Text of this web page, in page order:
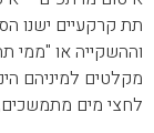
תת קרקעיים ישנו
וההשקייה או "ממי
מקלטים למיניהם
לחצי מים